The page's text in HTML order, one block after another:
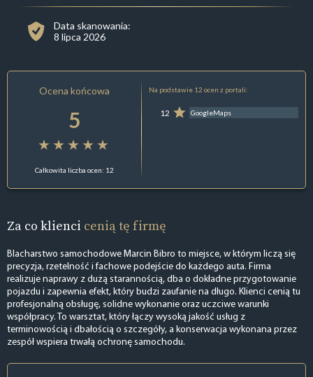
Data skanowania:
8 lipca 2026
Ocena końcowa
5
Całkowita liczba ocen: 12
Na podstawie 12 ocen z portali:
12 GoogleMaps
Za co klienci cenią tę firmę
Blacharstwo samochodowe Marcin Bibro to miejsce, w którym liczą się
precyzja, rzetelność i fachowe podejście do każdego auta. Firma
realizuje naprawy z dużą starannością, dba o dokładne przygotowanie
pojazdu i zapewnia efekt, który budzi zaufanie na długo. Klienci cenią tu
profesjonalną obsługę, solidne wykonanie oraz uczciwe warunki
współpracy. To warsztat, który łączy wysoką jakość usług z
terminowością i dbałością o szczegóły, a konserwacja wykonana przez
zespół wspiera trwałą ochronę samochodu.